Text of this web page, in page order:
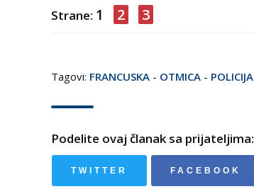
Strane: 1 2 3
Tagovi: FRANCUSKA - OTMICA - POLICIJA
Podelite ovaj članak sa prijateljima:
TWITTER FACEBOOK